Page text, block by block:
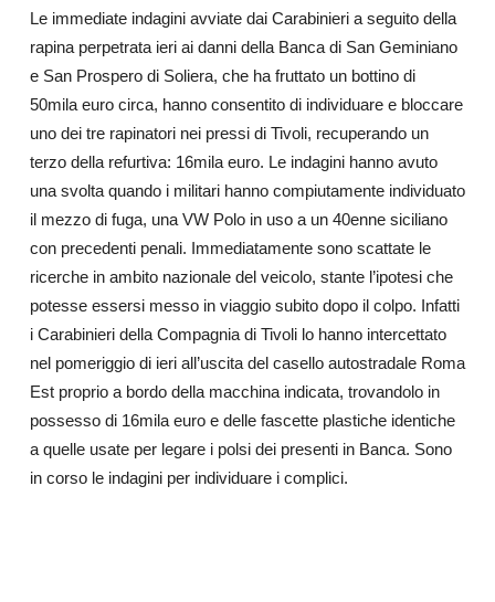
Le immediate indagini avviate dai Carabinieri a seguito della
rapina perpetrata ieri ai danni della Banca di San Geminiano
e San Prospero di Soliera, che ha fruttato un bottino di
50mila euro circa, hanno consentito di individuare e bloccare
uno dei tre rapinatori nei pressi di Tivoli, recuperando un
terzo della refurtiva: 16mila euro. Le indagini hanno avuto
una svolta quando i militari hanno compiutamente individuato
il mezzo di fuga, una VW Polo in uso a un 40enne siciliano
con precedenti penali. Immediatamente sono scattate le
ricerche in ambito nazionale del veicolo, stante l’ipotesi che
potesse essersi messo in viaggio subito dopo il colpo. Infatti
i Carabinieri della Compagnia di Tivoli lo hanno intercettato
nel pomeriggio di ieri all’uscita del casello autostradale Roma
Est proprio a bordo della macchina indicata, trovandolo in
possesso di 16mila euro e delle fascette plastiche identiche
a quelle usate per legare i polsi dei presenti in Banca. Sono
in corso le indagini per individuare i complici.